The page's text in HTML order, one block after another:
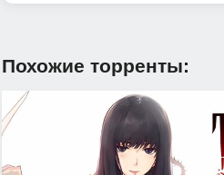
Похожие торренты: